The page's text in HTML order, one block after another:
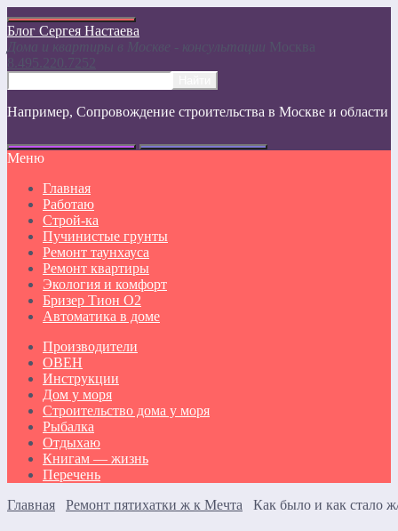
Блог Сергея Настаева
Дома и квартиры в Москве - консультации Москвa
8.495.220.7252
Например, Сопровождение строительства в Москве и области
Меню
Главная
Работаю
Строй-ка
Пучинистые грунты
Ремонт таунхауса
Ремонт квартиры
Экология и комфорт
Бризер Тион О2
Автоматика в доме
Производители
ОВЕН
Инструкции
Дом у моря
Строительство дома у моря
Рыбалка
Отдыхаю
Книгам — жизнь
Перечень
Главная
Ремонт пятихатки ж к Мечта Как было и как стало